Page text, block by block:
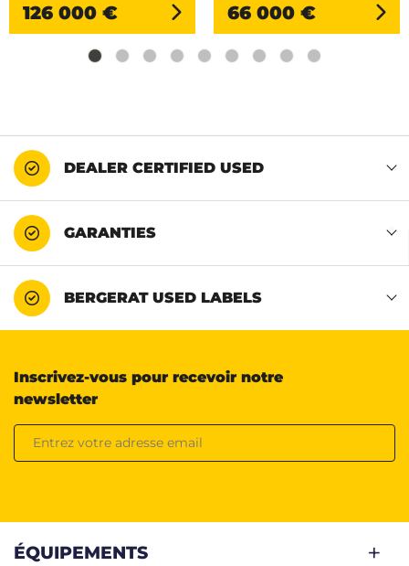
126 000 € 66 000 €
DEALER CERTIFIED USED
GARANTIES
BERGERAT USED LABELS
Inscrivez-vous pour recevoir notre
newsletter
ÉQUIPEMENTS